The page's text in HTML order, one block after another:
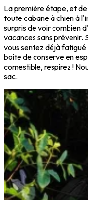
La première étape, et
toute cabane à chien à
surpris de voir combien
vacances sans prévenir.
vous sentez déjà
boîte de conserve en
comestible, respirez !
sac.